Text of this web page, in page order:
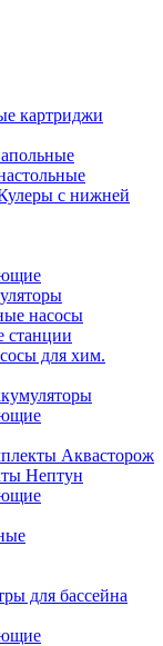
картриджи
с нижней
насосы
станции
для хим.
Аквасторож
Нептун
для бассейна